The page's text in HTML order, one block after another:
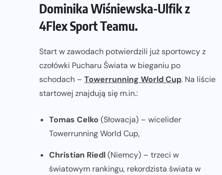
Dominika Wiśniewska-Ulfik z
4Flex Sport Teamu.
Start w zawodach potwierdzili już sportowcy z
czołówki Pucharu Świata w bieganiu po
schodach – Towerrunning World Cup. Na liście
startowej znajdują się m.in.:
Tomas Celko (Słowacja) – wicelider
Towerrunning World Cup,
Christian Riedl(Niemcy) – trzeci w
światowym rankingu, rekordzista świata w